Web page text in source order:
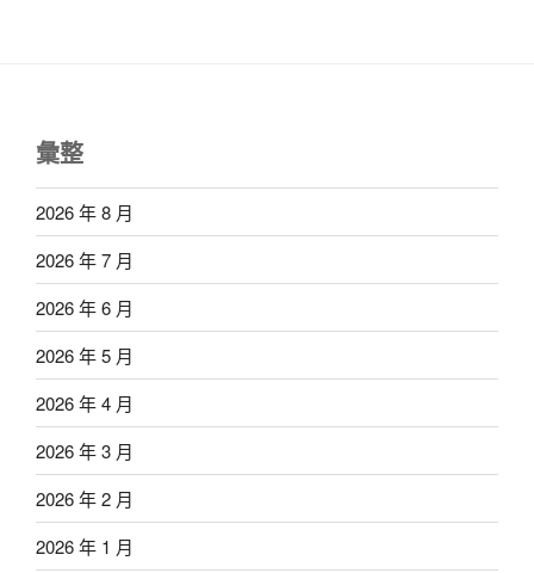
彙整
2026 年 8 月
2026 年 7 月
2026 年 6 月
2026 年 5 月
2026 年 4 月
2026 年 3 月
2026 年 2 月
2026 年 1 月